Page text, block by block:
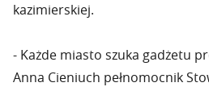
kazimierskiej.
- Każde miasto szuka gadżetu
Anna Cieniuch pełnomocnik